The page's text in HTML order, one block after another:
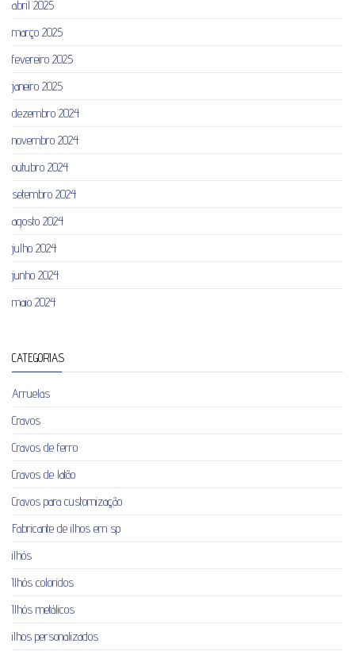
abril 2025
março 2025
fevereiro 2025
janeiro 2025
dezembro 2024
novembro 2024
outubro 2024
setembro 2024
agosto 2024
julho 2024
junho 2024
maio 2024
CATEGORIAS
Arruelas
Cravos
Cravos de ferro
Cravos de latão
Cravos para customização
Fabricante de ilhos em sp
ilhós
Ilhós coloridos
Ilhós metálicos
ilhos personalizados